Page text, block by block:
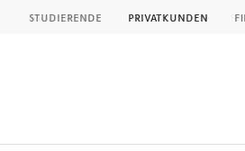
studierende privatkunden